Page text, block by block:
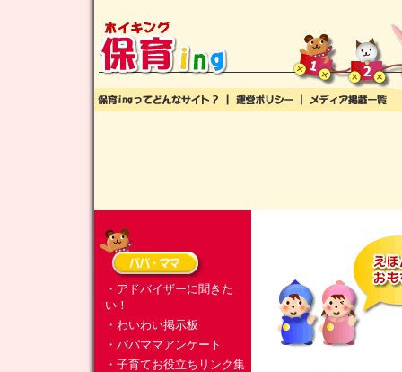
・アドバイザーに聞きた
い！
・わいわい掲示板
・パパママアンケート
・子育てお役立ちリンク集